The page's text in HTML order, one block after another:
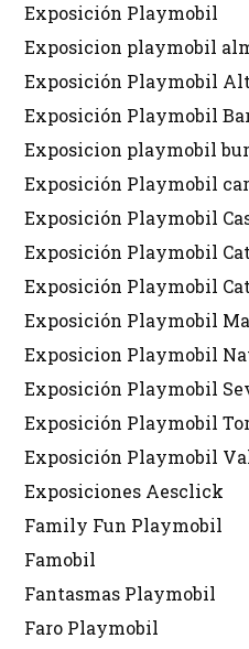
Exposición Playmobil
Exposicion playmobil
Exposición Playmobil
Exposición Playmobil
Exposicion playmobil
Exposición Playmobil
Exposición Playmobil
Exposición Playmobil
Exposición Playmobil
Exposición Playmobil
Exposicion Playmobil
Exposición Playmobil
Exposición Playmobil
Exposición Playmobil
Exposiciones Aesclick
Family Fun Playmobil
Famobil
Fantasmas Playmobil
Faro Playmobil